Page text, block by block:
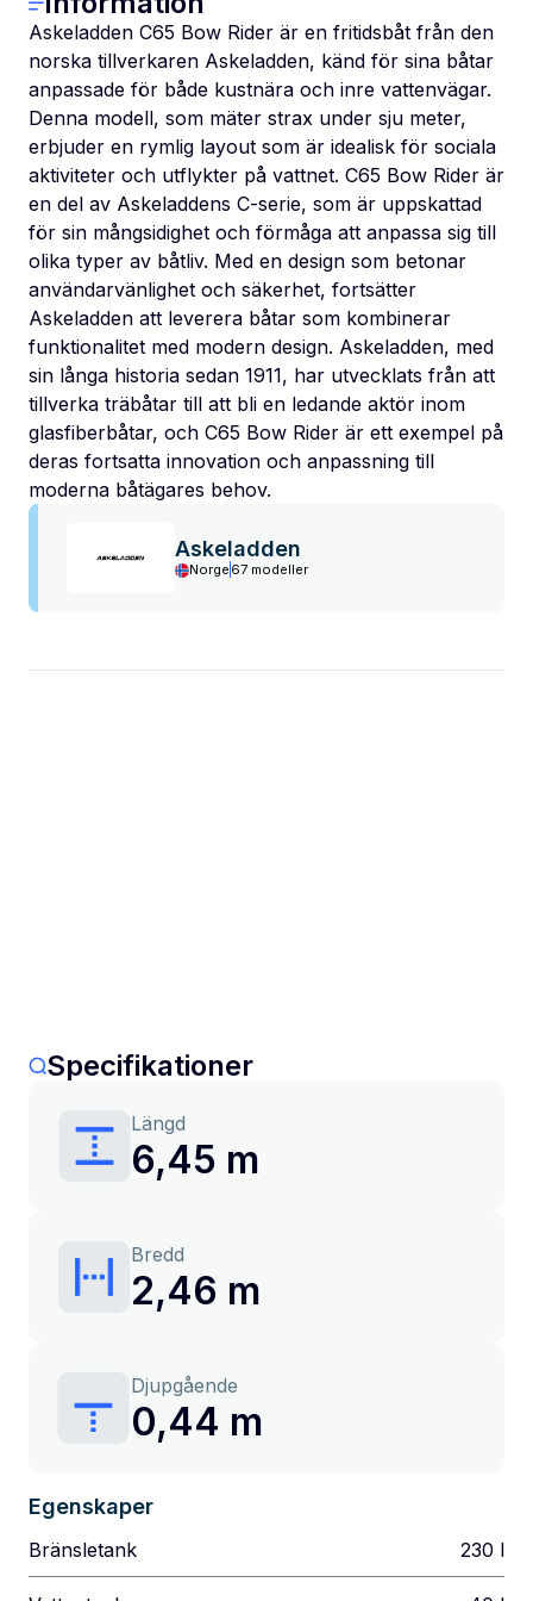
Askeladden C65 Bow Rider är en fritidsbåt från den
norska tillverkaren Askeladden, känd för sina båtar
anpassade för både kustnära och inre vattenvägar.
Denna modell, som mäter strax under sju meter,
erbjuder en rymlig layout som är idealisk för sociala
aktiviteter och utflykter på vattnet. C65 Bow Rider är
en del av Askeladdens C-serie, som är uppskattad
för sin mångsidighet och förmåga att anpassa sig till
olika typer av båtliv. Med en design som betonar
användarvänlighet och säkerhet, fortsätter
Askeladden att leverera båtar som kombinerar
funktionalitet med modern design. Askeladden, med
sin långa historia sedan 1911, har utvecklats från att
tillverka träbåtar till att bli en ledande aktör inom
glasfiberbåtar, och C65 Bow Rider är ett exempel på
deras fortsatta innovation och anpassning till
moderna båtägares behov.
Askeladden
Norge 67 modeller
Specifikationer
Längd
6,45 m
Bredd
2,46 m
Djupgående
0,44 m
Egenskaper
Bränsletank 230 l